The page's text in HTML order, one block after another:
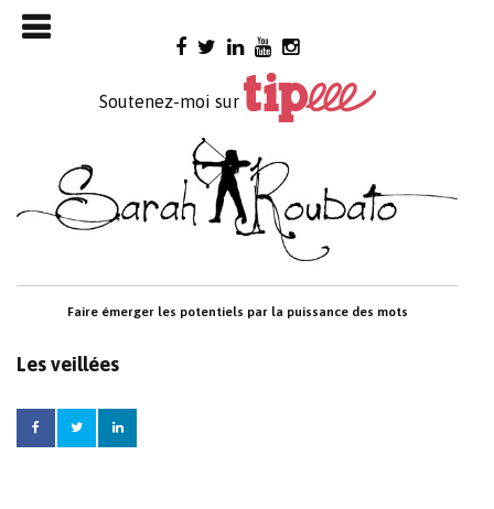
Skip
to
Soutenez-moi sur
Faire émerger les potentiels par la puissance des mots

Les veillées